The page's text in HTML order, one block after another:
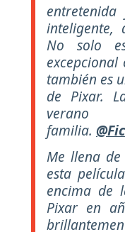
inteligente,
No solo
también es
de Pixar.
familia.
Me llena
esta
encima de
Pixar en